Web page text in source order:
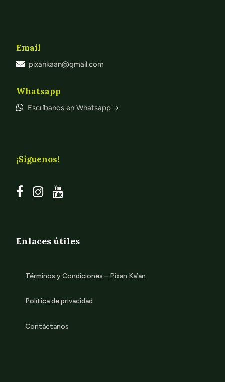
Email
pixankaan@gmail.com
Whatsapp
Escríbanos en Whatsapp →
¡Síguenos!
Enlaces útiles
Términos y Condiciones – Pixan Ka’an
Política de privacidad
Contáctanos